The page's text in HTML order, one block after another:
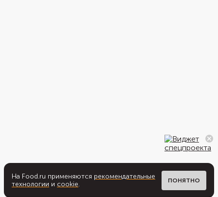
На Food.ru применяются рекомендательные
технологии и cookie. ПОНЯТНО